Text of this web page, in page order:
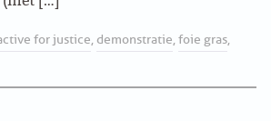
for justice demonstratie ,foie gras